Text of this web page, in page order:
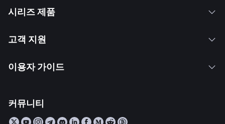
시리즈 제품
고객 지원
이용자 가이드
커뮤니티